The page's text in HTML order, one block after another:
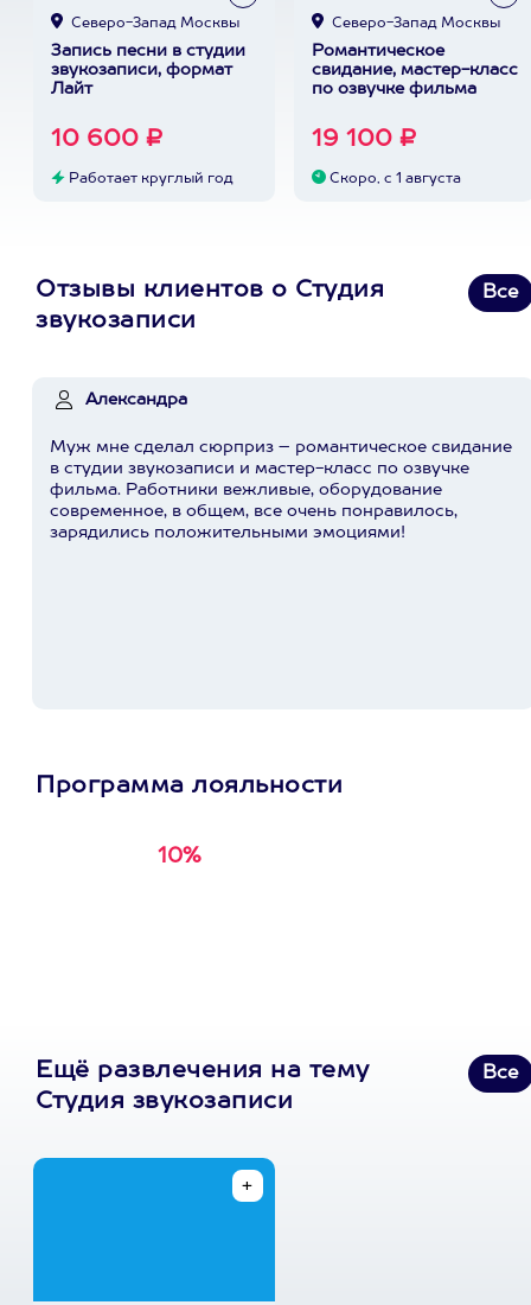
Северо-Запад Москвы
Запись песни в студии
звукозаписи, формат
Лайт
10 600 ₽
Работает круглый год
Северо-Запад Москвы
Романтическое
свидание, мастер-класс
по озвучке фильма
19 100 ₽
Скоро, с 1 августа
Отзывы клиентов о Студия
звукозаписи
Все
Александра
Муж мне сделал сюрприз – романтическое свидание
в студии звукозаписи и мастер-класс по озвучке
фильма. Работники вежливые, оборудование
современное, в общем, все очень понравилось,
зарядились положительными эмоциями!
Программа лояльности
10%
Ещё развлечения на тему
Студия звукозаписи
Все